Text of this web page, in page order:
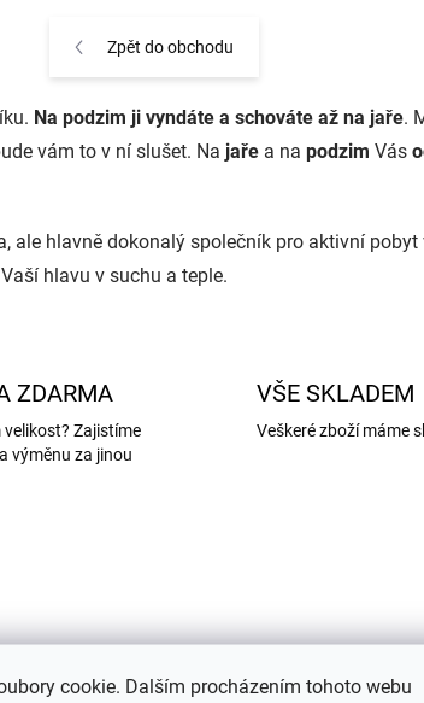
cookie. Dalším procházením tohoto webu
Zpět do obchodu
Na podzim ji vyndáte a schováte až na jaře.
vám to v ní slušet. Na jaře a na podzim Vás
ale hlavně dokonalý společník pro aktivní pobyt
hlavu v suchu a teple.
ZDARMA
velikost? Zajistíme
výměnu za jinou
VŠE SKLADEM
Veškeré zboží máme